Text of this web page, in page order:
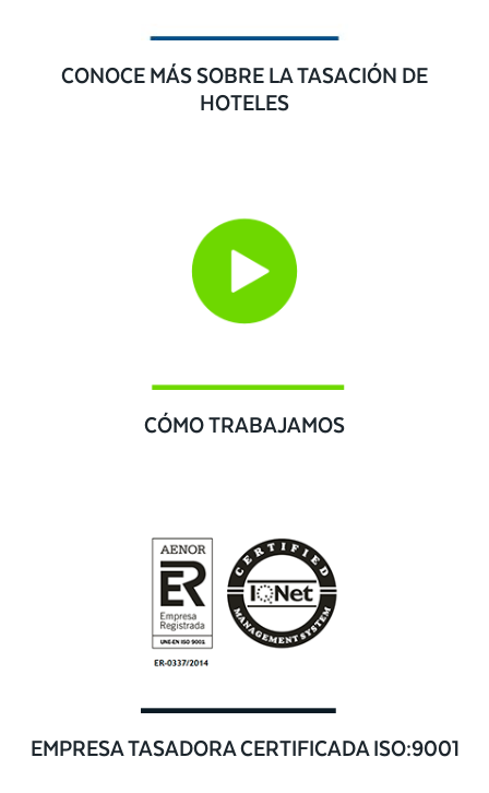
CONOCE MÁS SOBRE LA TASACIÓN DE
HOTELES
CÓMO TRABAJAMOS
EMPRESA TASADORA CERTIFICADA ISO:9001